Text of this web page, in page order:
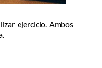
ejercicio. Ambos